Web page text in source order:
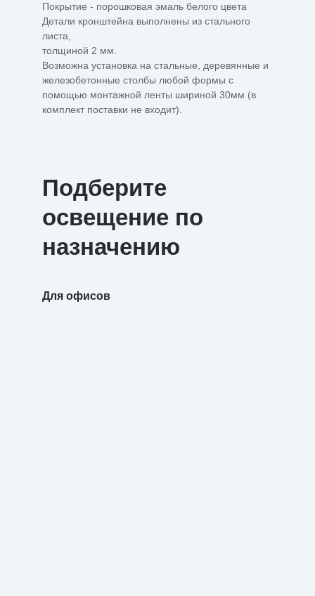
Покрытие - порошковая эмаль белого цвета
Детали кронштейна выполнены из стального
листа,
толщиной 2 мм.
Возможна установка на стальные, деревянные и
железобетонные столбы любой формы с
помощью монтажной ленты шириной 30мм (в
комплект поставки не входит).
Подберите
освещение по
назначению
Для офисов